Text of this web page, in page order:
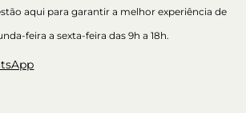
aqui para garantir a melhor experiência de
feira a sexta-feira das 9h a 18h.